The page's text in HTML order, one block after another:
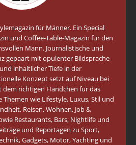
für Männer. Ein Special
und Coffee-Table-Magazin für den
Mann. Journalistische und
gepaart mit opulenter Bildsprache
inhaltlicher Tiefe in der
Konzept setzt auf Niveau bei
richtigen Händchen für das
Themen wie Lifestyle, Luxus, Stil und
Reisen, Wohnen, Job &
Restaurants, Bars, Nightlife und
und Reportagen zu Sport,
Gadgets, Motor, Yachting und